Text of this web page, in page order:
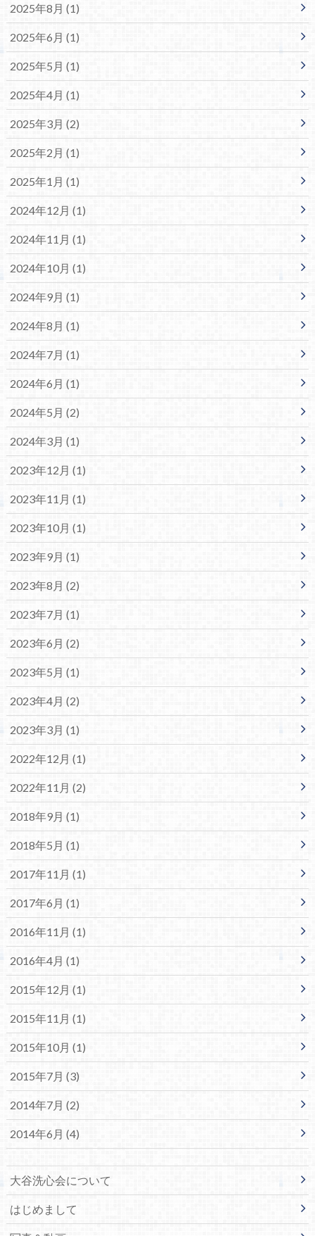
2025年8月 (1)
2025年6月 (1)
2025年5月 (1)
2025年4月 (1)
2025年3月 (2)
2025年2月 (1)
2025年1月 (1)
2024年12月 (1)
2024年11月 (1)
2024年10月 (1)
2024年9月 (1)
2024年8月 (1)
2024年7月 (1)
2024年6月 (1)
2024年5月 (2)
2024年3月 (1)
2023年12月 (1)
2023年11月 (1)
2023年10月 (1)
2023年9月 (1)
2023年8月 (2)
2023年7月 (1)
2023年6月 (2)
2023年5月 (1)
2023年4月 (2)
2023年3月 (1)
2022年12月 (1)
2022年11月 (2)
2018年9月 (1)
2018年5月 (1)
2017年11月 (1)
2017年6月 (1)
2016年11月 (1)
2016年4月 (1)
2015年12月 (1)
2015年11月 (1)
2015年10月 (1)
2015年7月 (3)
2014年7月 (2)
2014年6月 (4)
大谷洗心会について
はじめまして